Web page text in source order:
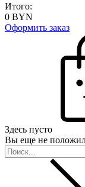
Итого:
0 BYN
Оформить заказ
Здесь пусто
Вы еще не